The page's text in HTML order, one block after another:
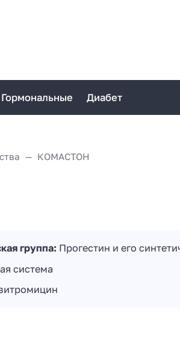
Гормональные Диабет
КОМАСТОН
группа: Прогестин и его
система